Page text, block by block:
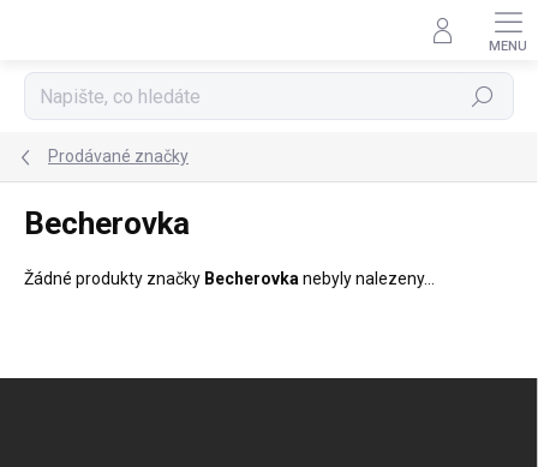
Hledat
Prodávané značky
Becherovka
Žádné produkty značky Becherovka nebyly nalezeny...